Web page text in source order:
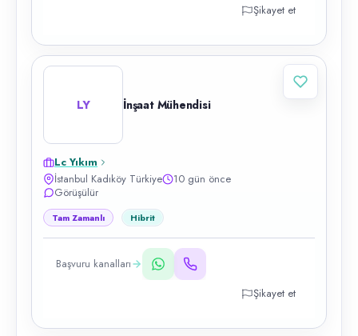
Şikayet et
LY İnşaat Mühendisi
Lc Yıkım
İstanbul Kadıköy Türkiye
10 gün önce
Görüşülür
Tam Zamanlı Hibrit
Başvuru kanalları
Şikayet et